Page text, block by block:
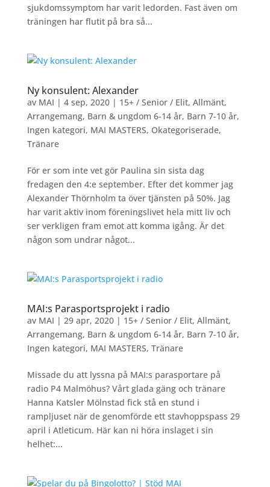
sjukdomssymptom har varit ledorden. Fast även om
träningen har flutit på bra så...
Ny konsulent: Alexander
av MAI | 4 sep, 2020| 15+ / Senior / Elit, Allmänt,
Arrangemang, Barn & ungdom 6-14 år, Barn 7-10 år,
Ingen kategori, MAI MASTERS, Okategoriserade,
Tränare
För er som inte vet gör Paulina sin sista dag
fredagen den 4:e september. Efter det kommer jag
Alexander Thörnholm ta över tjänsten på 50%. Jag
har varit aktiv inom föreningslivet hela mitt liv och
ser verkligen fram emot att komma igång. Är det
någon som undrar något...
MAI:s Parasportsprojekt i radio
av MAI | 29 apr, 2020| 15+ / Senior / Elit, Allmänt,
Arrangemang, Barn & ungdom 6-14 år, Barn 7-10 år,
Ingen kategori, MAI MASTERS, Tränare
Missade du att lyssna på MAI:s parasportare på
radio P4 Malmöhus? Vårt glada gäng och tränare
Hanna Katsler Mölnstad fick stå en stund i
rampljuset när de genomförde ett stavhoppspass 29
april i Atleticum. Här kan ni höra inslaget i sin
helhet:...